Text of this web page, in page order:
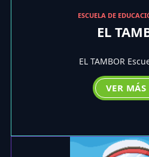
ESCUELA DE
EL
EL TAMBOR
VER MÁS